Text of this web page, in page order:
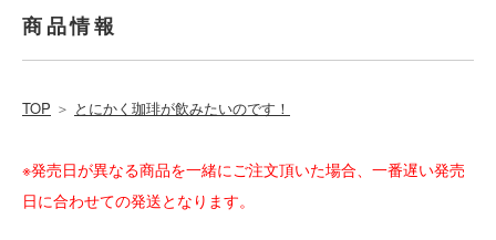
商品情報
TOP ＞ とにかく珈琲が飲みたいのです！
※発売日が異なる商品を一緒にご注文頂いた場合、一番遅い発売
日に合わせての発送となります。